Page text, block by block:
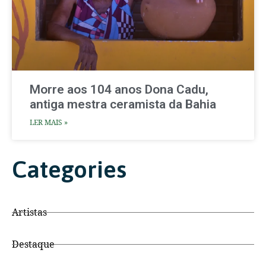
Morre aos 104 anos Dona Cadu,
antiga mestra ceramista da Bahia
LER MAIS »
Categories
Artistas
Destaque